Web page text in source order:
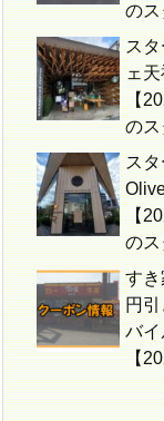
の
ス
ェ
【
の
ス
【
の
す
円
バ
【